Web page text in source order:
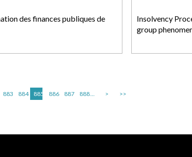
des finances publiques de
Insolvency
group
883 884 885 886 887 888... > >>